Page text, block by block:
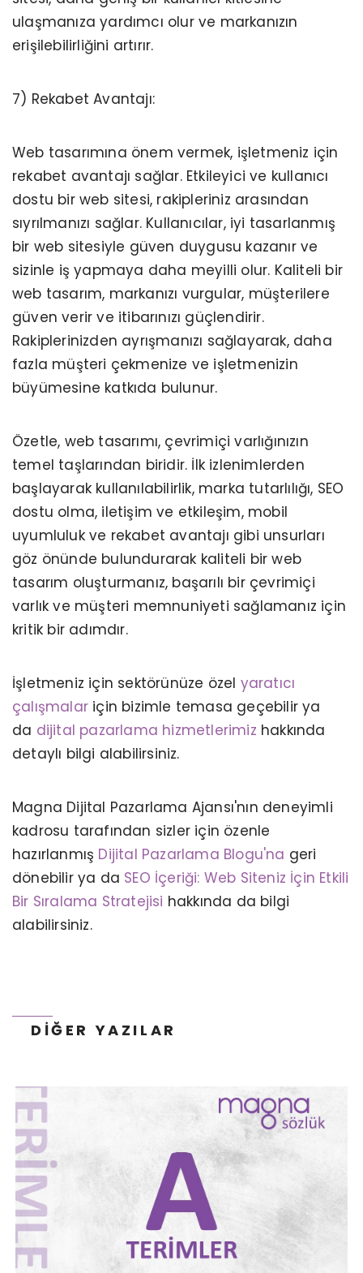
ulaşmanıza yardımcı olur ve markanızın
erişilebilirliğini artırır.
7) Rekabet Avantajı:
Web tasarımına önem vermek, işletmeniz için
rekabet avantajı sağlar. Etkileyici ve kullanıcı
dostu bir web sitesi, rakipleriniz arasından
sıyrılmanızı sağlar. Kullanıcılar, iyi tasarlanmış
bir web sitesiyle güven duygusu kazanır ve
sizinle iş yapmaya daha meyilli olur. Kaliteli bir
web tasarım, markanızı vurgular, müşterilere
güven verir ve itibarınızı güçlendirir.
Rakiplerinizden ayrışmanızı sağlayarak, daha
fazla müşteri çekmenize ve işletmenizin
büyümesine katkıda bulunur.
Özetle, web tasarımı, çevrimiçi varlığınızın
temel taşlarından biridir. İlk izlenimlerden
başlayarak kullanılabilirlik, marka tutarlılığı, SEO
dostu olma, iletişim ve etkileşim, mobil
uyumluluk ve rekabet avantajı gibi unsurları
göz önünde bulundurarak kaliteli bir web
tasarım oluşturmanız, başarılı bir çevrimiçi
varlık ve müşteri memnuniyeti sağlamanız için
kritik bir adımdır.
İşletmeniz için sektörünüze özel yaratıcı
çalışmalar için bizimle temasa geçebilir ya
da dijital pazarlama hizmetlerimiz hakkında
detaylı bilgi alabilirsiniz.
Magna Dijital Pazarlama Ajansı'nın deneyimli
kadrosu tarafından sizler için özenle
hazırlanmış Dijital Pazarlama Blogu'na geri
dönebilir ya da SEO İçeriği: Web Siteniz İçin Etkili
Bir Sıralama Stratejisi hakkında da bilgi
alabilirsiniz.
DIĞER YAZILAR
DIJITAL PAZARLAMA TERIMLERI – “A”
HARFI İLE BAŞLAYAN TERIMLER
DIJITAL PAZARLAMA AJANSI SEÇERKEN
NELERE DIKKAT ETMENIZ GEREKIR?